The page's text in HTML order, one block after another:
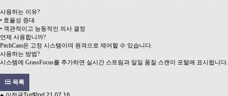
사용하는 이유?
• 효율성 증대
• 객관적이고 능동적인 의사 결정
언제 사용합니까?
PitchCam은 고정 시스템이며 원격으로 제어할 수 있습니다.
사용하는 방법?
시스템에 GrassFocus를 추가하면 실시간 스트림과 일일 품질 스캔이 포털에 표시됩니다.
목록